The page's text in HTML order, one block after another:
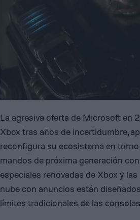
La agresiva oferta de Microsoft en
Xbox tras años de incertidumbre,
reconfigura su ecosistema en
mandos de próxima generación
especiales renovadas de Xbox y
nube con anuncios están
límites tradicionales de las